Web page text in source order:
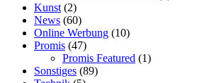
Kunst(2)
News (60)
Online Werbung (10)
Promis (47)
Promis Featured (1)
Sonstiges (89)